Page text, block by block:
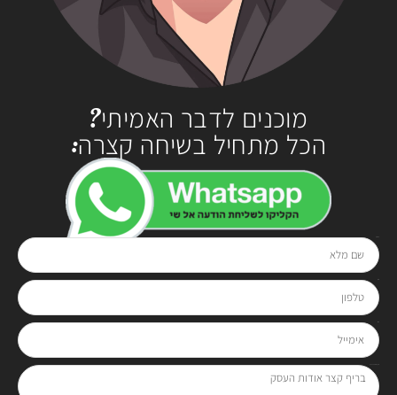
מוכנים לדבר האמיתי?
הכל מתחיל בשיחה קצרה: